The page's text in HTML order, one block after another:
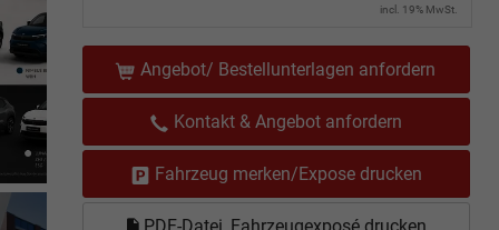
incl. 19% MwSt.
Angebot/ Bestellunterlagen anfordern
Kontakt & Angebot anfordern
Fahrzeug merken/Expose drucken